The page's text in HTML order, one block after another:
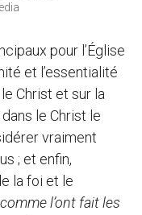
pour l’Église
et l’essentialité
Christ et sur la
le Christ le
vraiment
; et enfin,
la foi et le
comme l’ont fait les